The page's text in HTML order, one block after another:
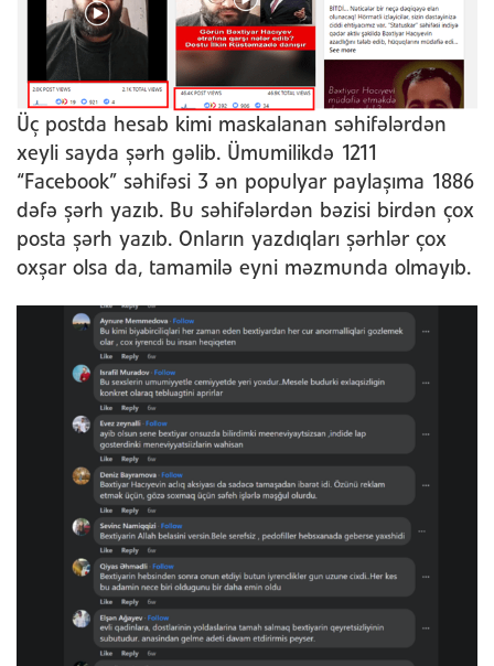
Üç postda hesab kimi maskalanan səhifələrdən
xeyli sayda şərh gəlib. Ümumilikdə 1211
“Facebook” səhifəsi 3 ən populyar paylaşıma 1886
dəfə şərh yazıb. Bu səhifələrdən bəzisi birdən çox
posta şərh yazıb. Onların yazdıqları şərhlər çox
oxşar olsa da, tamamilə eyni məzmunda olmayıb.